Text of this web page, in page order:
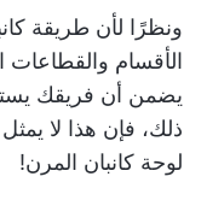
ونظرًا لأن طريقة
الأقسام والقطاعات
يضمن أن فريقك
ذلك، فإن هذا لا
لوحة كانبان المرن!